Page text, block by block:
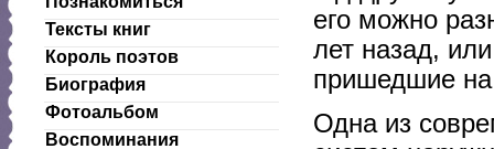
Тексты книг
Король поэтов
Биография
Фотоальбом
Воспоминания
его можно
лет назад,
пришедшие
Одна из